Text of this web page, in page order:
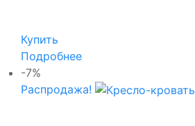
Купить
Подробнее
-7%
Распродажа!